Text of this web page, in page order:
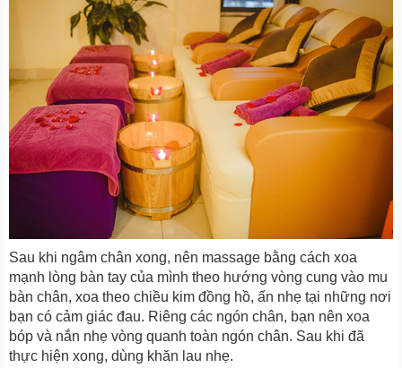
Sau khi ngâm chân xong, nên massage bằng cách xoa
mạnh lòng bàn tay của mình theo hướng vòng cung vào mu
bàn chân, xoa theo chiều kim đồng hồ, ấn nhẹ tại những nơi
bạn có cảm giác đau. Riêng các ngón chân, bạn nên xoa
bóp và nắn nhẹ vòng quanh toàn ngón chân. Sau khi đã
thực hiện xong, dùng khăn lau nhẹ.